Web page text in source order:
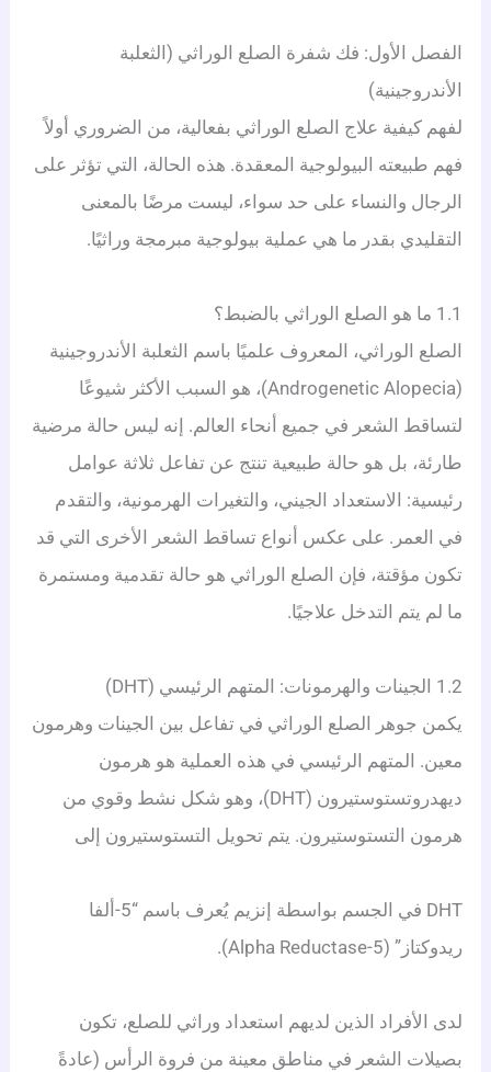
الفصل الأول: فك شفرة الصلع الوراثي (الثعلبة
الأندروجينية)
لفهم كيفية علاج الصلع الوراثي بفعالية، من الضروري أولاً
فهم طبيعته البيولوجية المعقدة. هذه الحالة، التي تؤثر على
الرجال والنساء على حد سواء، ليست مرضًا بالمعنى
التقليدي بقدر ما هي عملية بيولوجية مبرمجة وراثيًا.
1.1 ما هو الصلع الوراثي بالضبط؟
الصلع الوراثي، المعروف علميًا باسم الثعلبة الأندروجينية
(Androgenetic Alopecia)، هو السبب الأكثر شيوعًا
لتساقط الشعر في جميع أنحاء العالم.إنه ليس حالة مرضية
طارئة، بل هو حالة طبيعية تنتج عن تفاعل ثلاثة عوامل
رئيسية: الاستعداد الجيني، والتغيرات الهرمونية، والتقدم
في العمر.على عكس أنواع تساقط الشعر الأخرى التي قد
تكون مؤقتة، فإن الصلع الوراثي هو حالة تقدمية ومستمرة
ما لم يتم التدخل علاجيًا.
1.2 الجينات والهرمونات: المتهم الرئيسي (DHT)
يكمن جوهر الصلع الوراثي في تفاعل بين الجينات وهرمون
معين. المتهم الرئيسي في هذه العملية هو هرمون
ديهدروتستوستيرون (DHT)، وهو شكل نشط وقوي من
هرمون التستوستيرون.يتم تحويل التستوستيرون إلى
DHT في الجسم بواسطة إنزيم يُعرف باسم “5-ألفا
ريدوكتاز” (5-Alpha Reductase).
لدى الأفراد الذين لديهم استعداد وراثي للصلع، تكون
بصيلات الشعر في مناطق معينة من فروة الرأس (عادةً